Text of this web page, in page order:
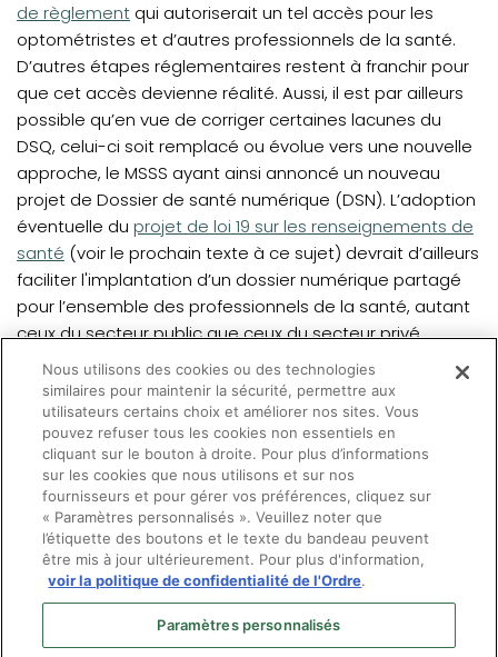
de règlement qui autoriserait un tel accès pour les
optométristes et d’autres professionnels de la santé.
D’autres étapes réglementaires restent à franchir pour
que cet accès devienne réalité. Aussi, il est par ailleurs
possible qu’en vue de corriger certaines lacunes du
DSQ, celui-ci soit remplacé ou évolue vers une nouvelle
approche, le MSSS ayant ainsi annoncé un nouveau
projet de Dossier de santé numérique (DSN). L’adoption
éventuelle du (opens in a new tab)
projet de loi 19 sur les renseignements de
santé (voir le prochain texte à ce sujet) devrait d’ailleurs
faciliter l'implantation d’un dossier numérique partagé
pour l’ensemble des professionnels de la santé, autant
ceux du secteur public que ceux du secteur privé.
Quoi qu'il en soit, il semble que les optométristes sont
maintenant clairement identifiés comme comptant
parmi les intervenants concernés par les projets de
développements technologiques en lien avec les
renseignements de santé au Québec.
Nous utilisons des cookies ou des technologies
similaires pour maintenir la sécurité, permettre aux
utilisateurs certains choix et améliorer nos sites. Vous
pouvez refuser tous les cookies non essentiels en
cliquant sur le bouton à droite. Pour plus d’informations
sur les cookies que nous utilisons et sur nos
fournisseurs et pour gérer vos préférences, cliquez sur
« Paramètres personnalisés ». Veuillez noter que
l’étiquette des boutons et le texte du bandeau peuvent
être mis à jour ultérieurement. Pour plus d'information,
voir la politique de confidentialité de l'Ordre.
Paramètres personnalisés